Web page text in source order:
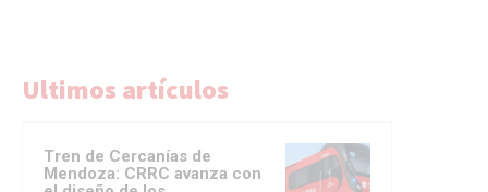
Ultimos artículos
Tren de Cercanías de
Mendoza: CRRC avanza con